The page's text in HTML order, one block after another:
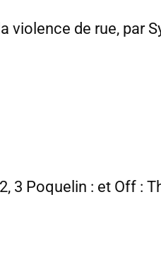
violence de rue, par
3 Poquelin : et Off :